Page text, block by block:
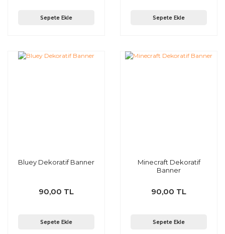
Sepete Ekle Sepete Ekle
Bluey Dekoratif Banner
90,00 TL
Sepete Ekle
Minecraft Dekoratif
Banner
90,00 TL
Sepete Ekle